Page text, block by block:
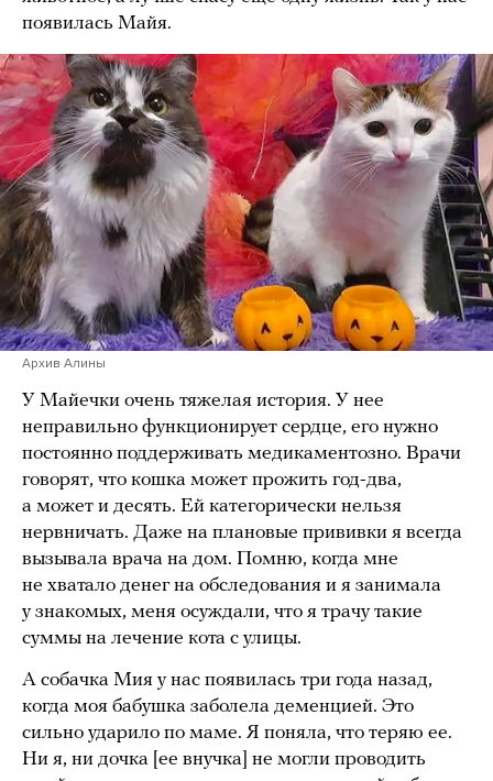
появилась Майя.
Архив Алины
У Майечки очень тяжелая история. У нее
неправильно функционирует сердце, его нужно
постоянно поддерживать медикаментозно. Врачи
говорят, что кошка может прожить год-два,
а может и десять. Ей категорически нельзя
нервничать. Даже на плановые прививки я всегда
вызывала врача на дом. Помню, когда мне
не хватало денег на обследования и я занимала
у знакомых, меня осуждали, что я трачу такие
суммы на лечение кота с улицы.
А собачка Мия у нас появилась три года назад,
когда моя бабушка заболела деменцией. Это
сильно ударило по маме. Я поняла, что теряю ее.
Ни я, ни дочка [ее внучка] не могли проводить